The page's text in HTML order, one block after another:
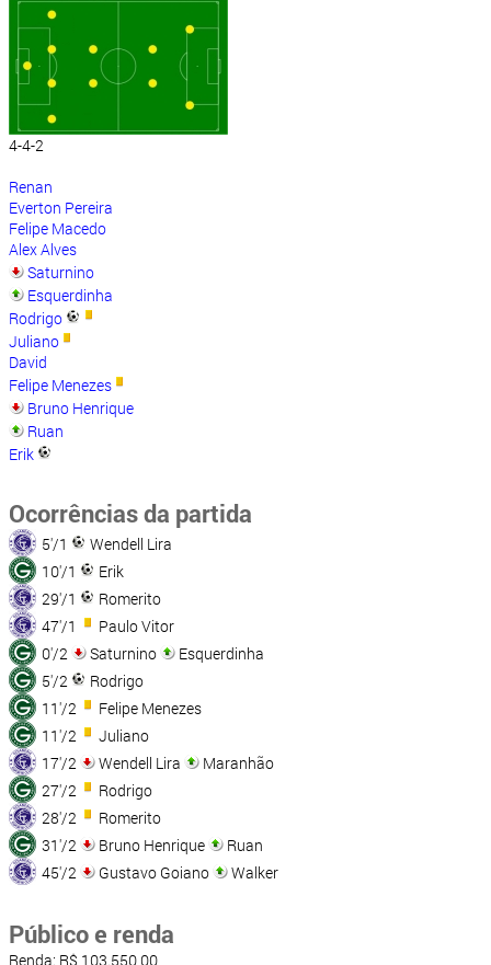
4-4-2
Renan
Everton Pereira
Felipe Macedo
Alex Alves
Saturnino
Esquerdinha
Rodrigo
Juliano
David
Felipe Menezes
Bruno Henrique
Ruan
Erik
Ocorrências da partida
5'/1
Wendell Lira
10'/1
Erik
29'/1
Romerito
47'/1
Paulo Vitor
0'/2
Saturnino
Esquerdinha
5'/2
Rodrigo
11'/2
Felipe Menezes
11'/2
Juliano
17'/2
Wendell Lira
Maranhão
27'/2
Rodrigo
28'/2
Romerito
31'/2
Bruno Henrique
Ruan
45'/2
Gustavo Goiano Walker
Público e renda
Renda: R$ 103.550,00